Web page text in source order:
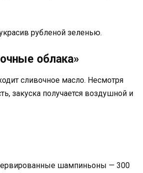
рубленой зеленью.
облака»
сливочное масло. Несмотря
закуска получается воздушной и
шампиньоны — 300